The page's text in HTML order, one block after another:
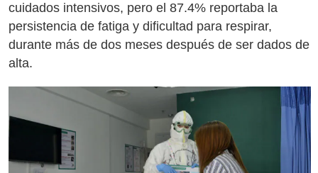
cuidados intensivos, pero el 87.4% reportaba la
persistencia de fatiga y dificultad para respirar,
durante más de dos meses después de ser dados de
alta.